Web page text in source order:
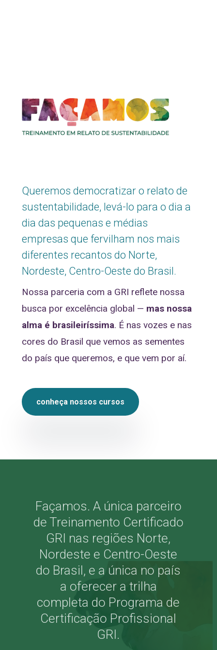
Queremos democratizar o relato de
sustentabilidade, levá-lo para o dia a
dia das pequenas e médias
empresas que fervilham nos mais
diferentes recantos do Norte,
Nordeste, Centro-Oeste do Brasil.
Nossa parceria com a GRI reflete nossa
busca por excelência global — mas nossa
alma é brasileiríssima. É nas vozes e nas
cores do Brasil que vemos as sementes
do país que queremos, e que vem por aí.
conheça nossos cursos
Façamos. A única parceiro
de Treinamento Certificado
GRI nas regiões Norte,
Nordeste e Centro-Oeste
do Brasil, e a única no país
a oferecer a trilha
completa do Programa de
Certificação Profissional
GRI.